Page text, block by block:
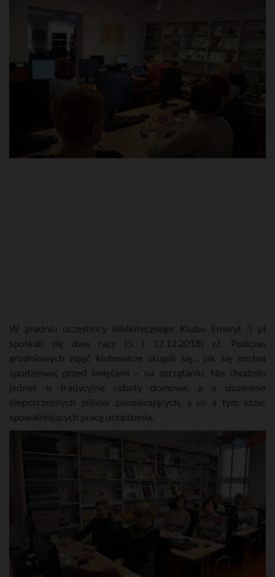
W grudniu uczestnicy bibliotecznego Klubu Emeryt :) pl
spotkali się dwa razy (5 i 12.12.2018) r.). Podczas
grudniowych zajęć klubowicze skupili się... jak się można
spodziewać przed świętami – na sprzątaniu. Nie chodziło
jednak o tradycyjne roboty domowe, a o usuwanie
niepotrzebnych plików zaśmiecających, a co a tym idzie,
spowalniających pracę urządzenia.